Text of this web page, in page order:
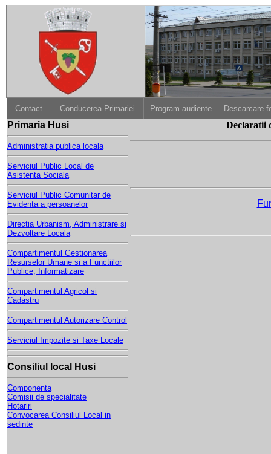
Contact Conducerea Primariei Program audiente Descarcare
Primaria Husi
Administratia publica locala
Serviciul Public Local de
Asistenta Sociala
Serviciul Public Comunitar de
Evidenta a persoanelor
Directia Urbanism, Administrare si
Dezvoltare Locala
Compartimentul Gestionarea
Resurselor Umane si a Functiilor
Publice, Informatizare
Compartimentul Agricol si
Cadastru
Compartimentul Autorizare Control
Serviciul Impozite si Taxe Locale
Consiliul local Husi
Componenta
Comisii de specialitate
Hotariri
Convocarea Consiliul Local in
sedinte
Declaratii